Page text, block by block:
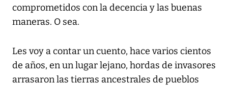
comprometidos con la decencia y las buenas
maneras. O sea.
Les voy a contar un cuento, hace varios cientos
de años, en un lugar lejano, hordas de invasores
arrasaron las tierras ancestrales de pueblos